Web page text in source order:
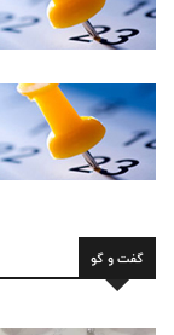
گفت و گو